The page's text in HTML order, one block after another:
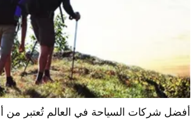
أفضل شركات السياحة في العالم تُعتبر من